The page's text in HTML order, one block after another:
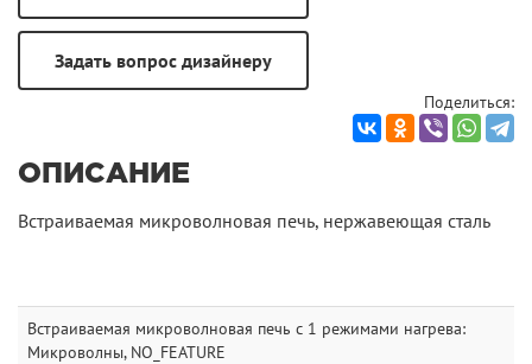
Поделиться:
ОПИСАНИЕ
Встраиваемая микроволновая печь, нержавеющая сталь
Встраиваемая микроволновая печь с 1 режимами нагрева:
Микроволны, NO_FEATURE